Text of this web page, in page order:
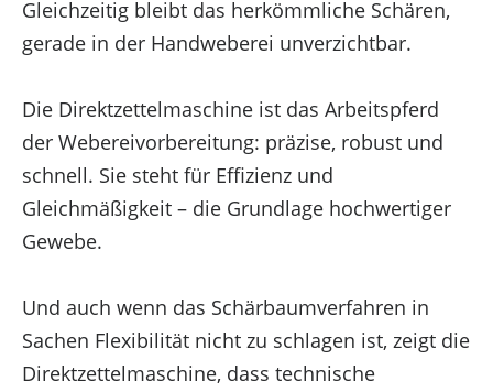
Gleichzeitig bleibt das herkömmliche Schären,
gerade in der Handweberei unverzichtbar.
Die Direktzettelmaschine ist das Arbeitspferd
der Webereivorbereitung: präzise, robust und
schnell. Sie steht für Effizienz und
Gleichmäßigkeit – die Grundlage hochwertiger
Gewebe.
Und auch wenn das Schärbaumverfahren in
Sachen Flexibilität nicht zu schlagen ist, zeigt die
Direktzettelmaschine, dass technische